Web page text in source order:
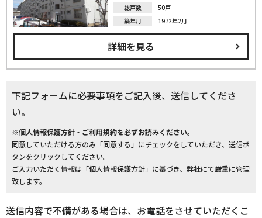
総戸数
50戸
築年月
1972年2月
詳細を見る
下記フォームに必要事項をご記入後、送信してくださ
い。
※個人情報保護方針・ご利用規約を必ずお読みください。
同意していただける方のみ「同意する」にチェックをしていただき、送信ボ
タンをクリックしてください。
ご入力いただく情報は「個人情報保護方針」に基づき、弊社にて厳重に管理
致します。
送信内容で不備がある場合は、お電話をさせていただくこ